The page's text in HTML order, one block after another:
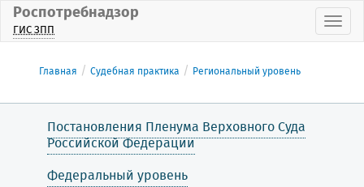
Роспотребнадзор
ГИС ЗПП
Главная Судебная практика Региональный уровень
Постановления Пленума Верховного Суда
Российской Федерации
Федеральный уровень